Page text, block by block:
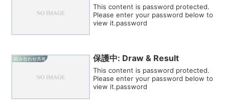
This content is password protected.
Please enter your password below to
view it.password
組み合わせ共有 保護中: Draw & Result
This content is password protected.
Please enter your password below to
view it.password